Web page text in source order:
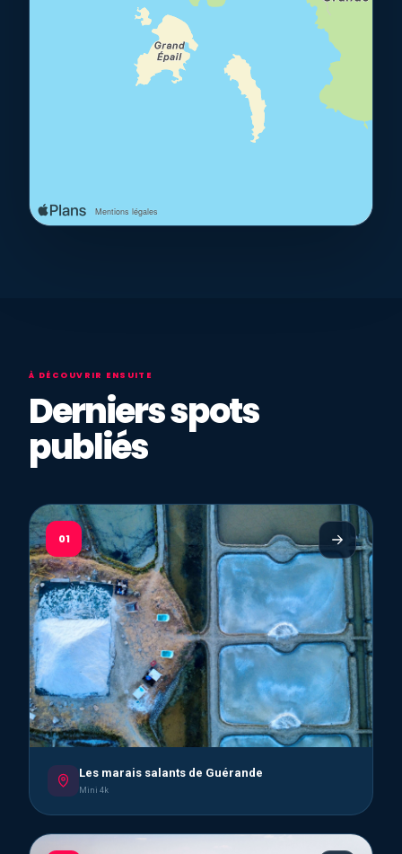
À DÉCOUVRIR ENSUITE
Derniers spots
publiés
01
Les marais salants de Guérande
Mini 4k